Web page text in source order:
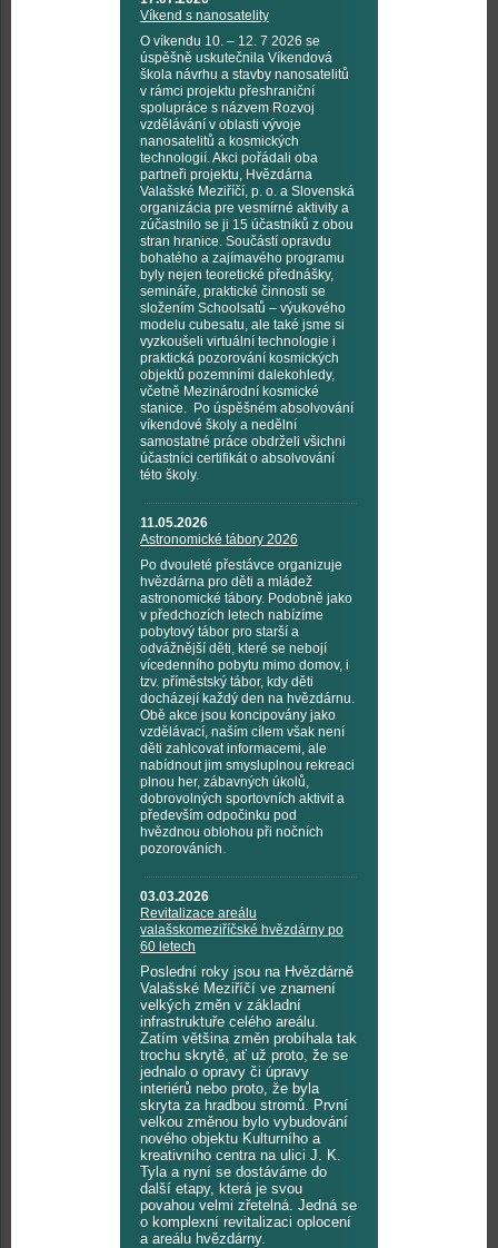
Víkend s nanosatelity
O víkendu 10. – 12. 7 2026 se
úspěšně uskutečnila Víkendová
škola návrhu a stavby nanosatelitů
v rámci projektu přeshraniční
spolupráce s názvem Rozvoj
vzdělávání v oblasti vývoje
nanosatelitů a kosmických
technologií. Akci pořádali oba
partneři projektu, Hvězdárna
Valašské Meziříčí, p. o. a Slovenská
organizácia pre vesmírné aktivity a
zúčastnilo se ji 15 účastníků z obou
stran hranice. Součástí opravdu
bohatého a zajímavého programu
byly nejen teoretické přednášky,
semináře, praktické činnosti se
složením Schoolsatů – výukového
modelu cubesatu, ale také jsme si
vyzkoušeli virtuální technologie i
praktická pozorování kosmických
objektů pozemními dalekohledy,
včetně Mezinárodní kosmické
stanice. Po úspěšném absolvování
víkendové školy a nedělní
samostatné práce obdrželi všichni
účastníci certifikát o absolvování
této školy.
11.05.2026
Astronomické tábory 2026
Po dvouleté přestávce organizuje
hvězdárna pro děti a mládež
astronomické tábory. Podobně jako
v předchozích letech nabízíme
pobytový tábor pro starší a
odvážnější děti, které se nebojí
vícedenního pobytu mimo domov, i
tzv. příměstský tábor, kdy děti
docházejí každý den na hvězdárnu.
Obě akce jsou koncipovány jako
vzdělávací, naším cílem však není
děti zahlcovat informacemi, ale
nabídnout jim smysluplnou rekreaci
plnou her, zábavných úkolů,
dobrovolných sportovních aktivit a
především odpočinku pod
hvězdnou oblohou při nočních
pozorováních.
03.03.2026
Revitalizace areálu
valašskomeziříčské hvězdárny po
60 letech
Poslední roky jsou na Hvězdárně
Valašské Meziříčí ve znamení
velkých změn v základní
infrastruktuře celého areálu.
Zatím většina změn probíhala tak
trochu skrytě, ať už proto, že se
jednalo o opravy či úpravy
interiérů nebo proto, že byla
skryta za hradbou stromů. První
velkou změnou bylo vybudování
nového objektu Kulturního a
kreativního centra na ulici J. K.
Tyla a nyní se dostáváme do
další etapy, která je svou
povahou velmi zřetelná. Jedná se
o komplexní revitalizaci oplocení
a areálu hvězdárny.